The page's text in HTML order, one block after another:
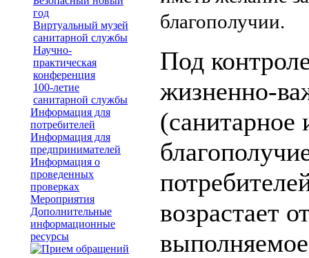
год
Виртуальный музей
санитарной службы
Научно-
практическая
конференция
100-летие
санитарной службы
Информация для
потребителей
Информация для
предпринимателей
Информация о
проведенных
проверках
Мероприятия
Дополнительные
информационные
ресурсы
благополучии.
Под
жизненно-
(санитарное
возрастает